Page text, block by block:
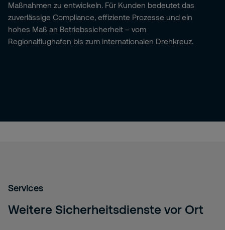
Maßnahmen zu entwickeln. Für Kunden bedeutet das
zuverlässige Compliance, effiziente Prozesse und ein
hohes Maß an Betriebssicherheit – vom
Regionalflughafen bis zum internationalen Drehkreuz.
Services
Weitere Sicherheitsdienste vor Ort